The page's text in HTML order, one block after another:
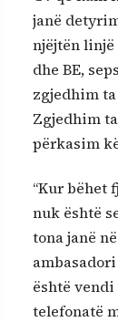
janë
njëjtën linjë
dhe BE,
zgjedhim
Zgjedhim
përkasim
“Kur bëhet
nuk është
tona janë
është
telefonatë